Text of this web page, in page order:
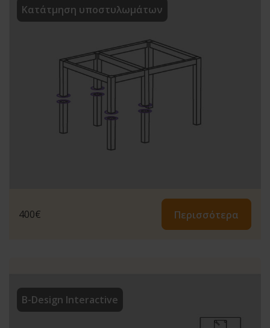
Κατάτμηση υποστυλωμάτων
400€ Περισσότερα
B-Design Interactive